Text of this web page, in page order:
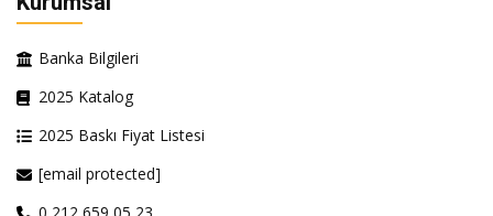
Banka Bilgileri
2025 Katalog
2025 Baskı Fiyat Listesi
[email protected]